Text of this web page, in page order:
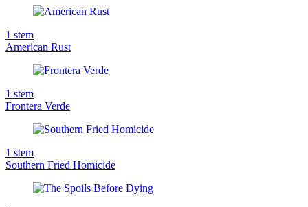
1 stem
American Rust
1 stem
Frontera Verde
1 stem
Southern Fried Homicide